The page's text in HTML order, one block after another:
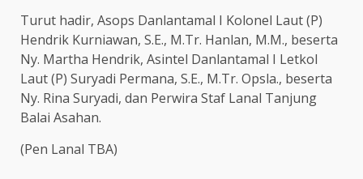
Turut hadir, Asops Danlantamal I Kolonel Laut (P)
Hendrik Kurniawan, S.E., M.Tr. Hanlan, M.M., beserta
Ny. Martha Hendrik, Asintel Danlantamal I Letkol
Laut (P) Suryadi Permana, S.E., M.Tr. Opsla., beserta
Ny. Rina Suryadi, dan Perwira Staf Lanal Tanjung
Balai Asahan.
(Pen Lanal TBA)